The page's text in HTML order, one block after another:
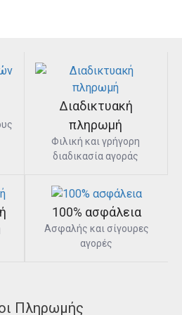
Διαδικτυακή
πληρωμή
Φιλική και γρήγορη
διαδικασία αγοράς
100% ασφάλεια
Ασφαλής και σίγουρες
αγορές
Πληρωμής